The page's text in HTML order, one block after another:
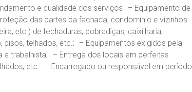
e qualidade dos serviços – Equipamento de
das partes da fachada, condomínio e vizinhos
etc.) de fechaduras, dobradiças, caixilharia,
pisos, telhados, etc.; – Equipamentos exigidos pela
e trabalhista; – Entrega dos locais em perfeitas
etc. – Encarregado ou responsável em período